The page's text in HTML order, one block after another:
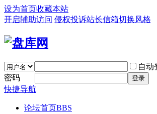
设为首页收藏本站
开启辅助访问 侵权投诉站长信箱切换风格
自动
密码
登录
快捷导航
论坛首页BBS